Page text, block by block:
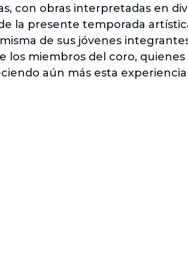
con obras interpretadas en
la presente temporada
de sus jóvenes
los miembros del coro,
aún más esta